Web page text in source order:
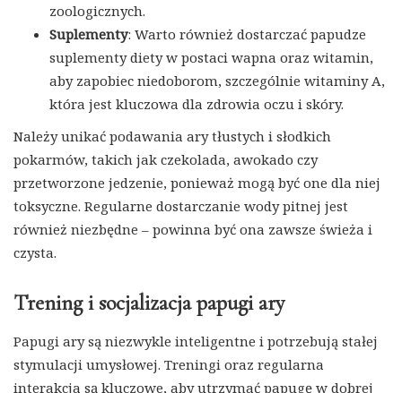
zoologicznych.
Suplementy: Warto również dostarczać papudze
suplementy diety w postaci wapna oraz witamin,
aby zapobiec niedoborom, szczególnie witaminy A,
która jest kluczowa dla zdrowia oczu i skóry.
Należy unikać podawania ary tłustych i słodkich
pokarmów, takich jak czekolada, awokado czy
przetworzone jedzenie, ponieważ mogą być one dla niej
toksyczne. Regularne dostarczanie wody pitnej jest
również niezbędne – powinna być ona zawsze świeża i
czysta.
Trening i socjalizacja papugi ary
Papugi ary są niezwykle inteligentne i potrzebują stałej
stymulacji umysłowej. Treningi oraz regularna
interakcja są kluczowe, aby utrzymać papugę w dobrej